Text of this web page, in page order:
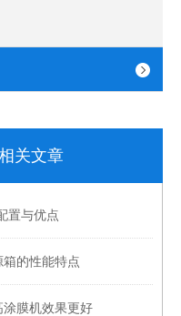
关文章
置与优点
的性能特点
膜机效果更好